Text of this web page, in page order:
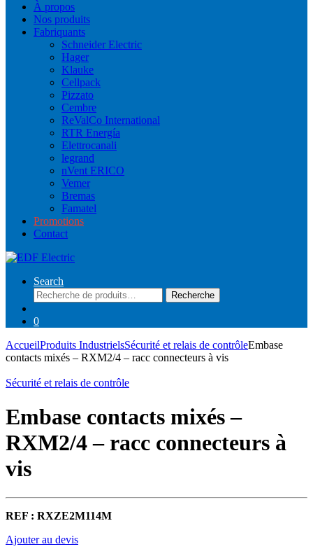
À propos
Nos produits
Fabriquants
Schneider Electric
Hager
Klauke
Cellpack
Pizzato
Cembre
ReValCo International
RTR Energía
Elettrocanali
legrand
nVent ERICO
Vemer
Bremas
Famatel
Promotions
Contact
Search
Recherche
pour :
Recherche
0
AccueilProduits IndustrielsSécurité et relais de contrôleEmbase
contacts mixés – RXM2/4 – racc connecteurs à vis
Sécurité et relais de contrôle
Embase contacts mixés –
RXM2/4 – racc connecteurs à
vis
REF : RXZE2M114M
Ajouter au devis